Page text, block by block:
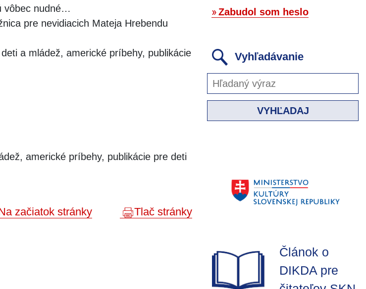
vôbec nudné…
pre nevidiacich Mateja Hrebendu
a mládež, americké príbehy, publikácie
americké príbehy, publikácie pre deti
začiatok stránky Tlač stránky
Zabudol som heslo
Vyhľadávanie
VYHĽADAJ
Článok o
DIKDA pre